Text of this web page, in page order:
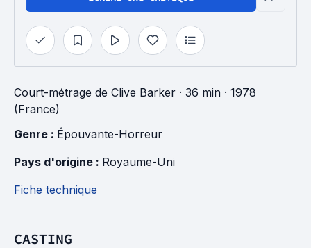
Court-métrage de Clive Barker · 36 min · 1978
(France)
Genre : Épouvante-Horreur
Pays d'origine : Royaume-Uni
Fiche technique
CASTING